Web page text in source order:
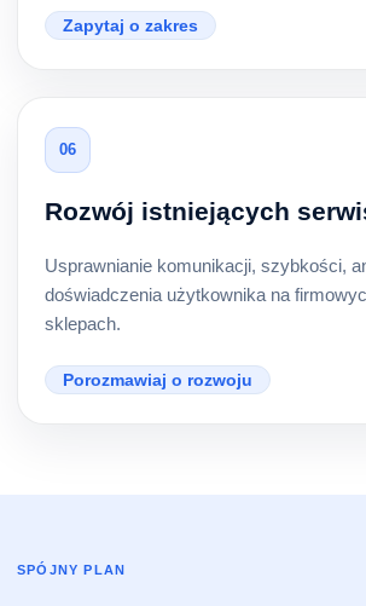
Zapytaj o zakres
06
Rozwój istniejących
Usprawnianie komunikacji, szybkości,
doświadczenia użytkownika na
sklepach.
Porozmawiaj o rozwoju
SPÓJNY PLAN